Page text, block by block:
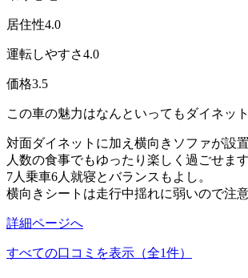
居住性4.0
運転しやすさ4.0
価格3.5
この車の魅力はなんといってもダイネッ
対面ダイネットに加え横向きソファが設
人数の食事でもゆったり楽しく過ごせます
7人乗車6人就寝とバランスもよし。
横向きシートは走行中揺れに弱いので注意
詳細ページへ
すべての口コミを表示（全1件）